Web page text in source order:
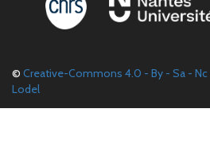
© Creative-Commons 4.0 - By - Sa - Nc
Lodel